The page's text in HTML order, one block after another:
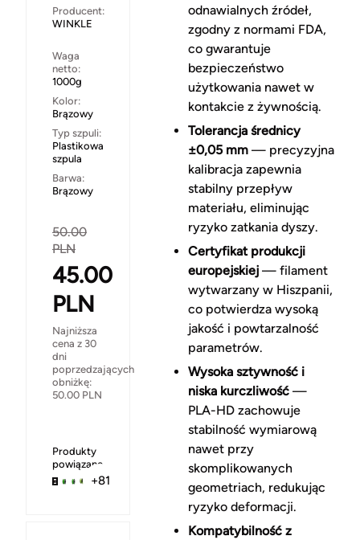
Producent:
WINKLE
Waga
netto:
1000g
Kolor:
Brązowy
Typ szpuli:
Plastikowa
szpula
Barwa:
Brązowy
50.00
PLN
45.00
PLN
Najniższa
cena z 30
dni
poprzedzających
obniżkę:
50.00 PLN
Produkty
powiązane
+81
odnawialnych źródeł,
zgodny z normami FDA,
co gwarantuje
bezpieczeństwo
użytkowania nawet w
kontakcie z żywnością.
Tolerancja średnicy
±0,05 mm— precyzyjna
kalibracja zapewnia
stabilny przepływ
materiału, eliminując
ryzyko zatkania dyszy.
Certyfikat produkcji
europejskiej— filament
wytwarzany w Hiszpanii,
co potwierdza wysoką
jakość i powtarzalność
parametrów.
Wysoka sztywność i
niska kurczliwość—
PLA-HD zachowuje
stabilność wymiarową
nawet przy
skomplikowanych
geometriach, redukując
ryzyko deformacji.
Kompatybilność z